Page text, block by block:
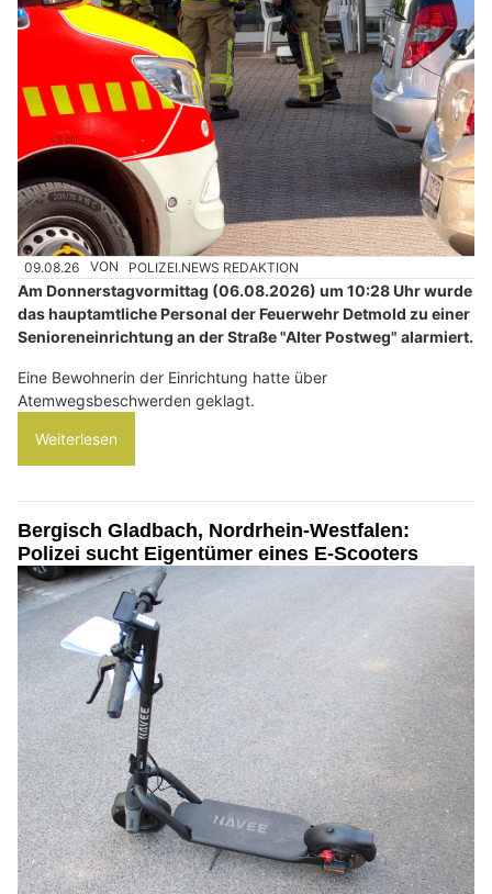
09.08.26 VON POLIZEI.NEWS REDAKTION
Am Donnerstagvormittag (06.08.2026) um 10:28 Uhr wurde
das hauptamtliche Personal der Feuerwehr Detmold zu einer
Senioreneinrichtung an der Straße "Alter Postweg" alarmiert.
Eine Bewohnerin der Einrichtung hatte über
Atemwegsbeschwerden geklagt.
Weiterlesen
Bergisch Gladbach, Nordrhein-Westfalen:
Polizei sucht Eigentümer eines E-Scooters